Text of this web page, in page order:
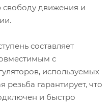
свободу движения и
составляет
с
используемых
резьба гарантирует, что
и быстро